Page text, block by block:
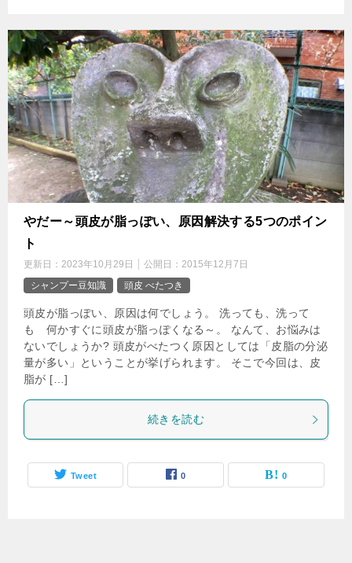
やだー～頭皮が脂っぽい、原因解決する5つのポイン
ト
更新日： 2023年10月29日 公開日： 2015年12月7日
シャンプー豆知識
頭皮 べたつき
頭皮が脂っぽい、原因は何でしょう。 洗っても、洗って
も 何かすぐに頭皮が脂っぽくなる～。 なんて、お悩みは
ないでしょうか? 頭皮がべたつく原因としては「皮脂の分泌
量が多い」ということが挙げられます。 そこで今回は、皮
脂が […]
続きを読む
Tweet 0 0